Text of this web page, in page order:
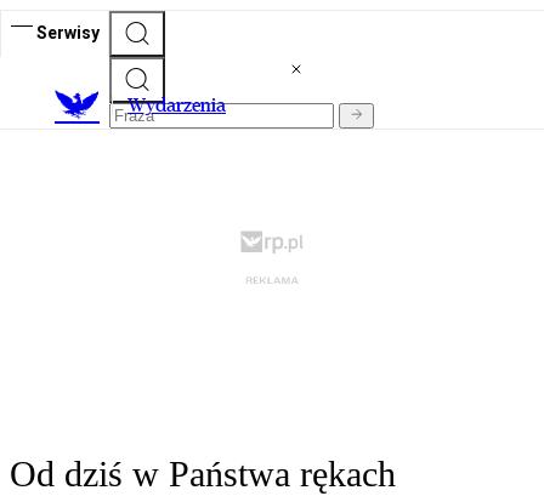
Serwisy
Wydarzenia
Od dziś w Państwa rękach